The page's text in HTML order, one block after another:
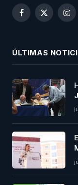
Facebook
X
ÚLTIMAS